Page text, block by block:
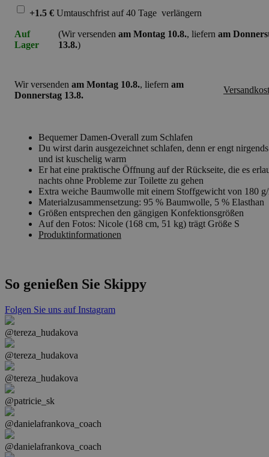
+1.5 € Umtauschfrist auf 40 Tage verlängern
Auf
Lager
(Wir versenden am Montag 10.8., liefern am
13.8.)
Wir versenden am Montag 10.8., liefern am
Donnerstag 13.8.
Bequemer Damen-Overall zum Schlafen
Du wirst darin ausgezeichnet schlafen, denn er engt
und ist kuschelig warm
Er hat eine praktische Öffnung auf der Rückseite, die es
nachts ohne Probleme zur Toilette zu gehen
Extra weiche Baumwolle mit einem Stoffgewicht von 180
Materialzusammensetzung: 95 % Baumwolle, 5 % Elasthan
Größen entsprechen den gängigen Konfektionsgrößen
Auf den Fotos: Nicole (168 cm, 51 kg) trägt Größe S
Produktinformationen
So genießen Sie Skippy
Folgen Sie uns auf Instagram
@tereza_hudakova
@tereza_hudakova
@tereza_hudakova
@patricie_sk
@danielafrankova_coach
@danielafrankova_coach